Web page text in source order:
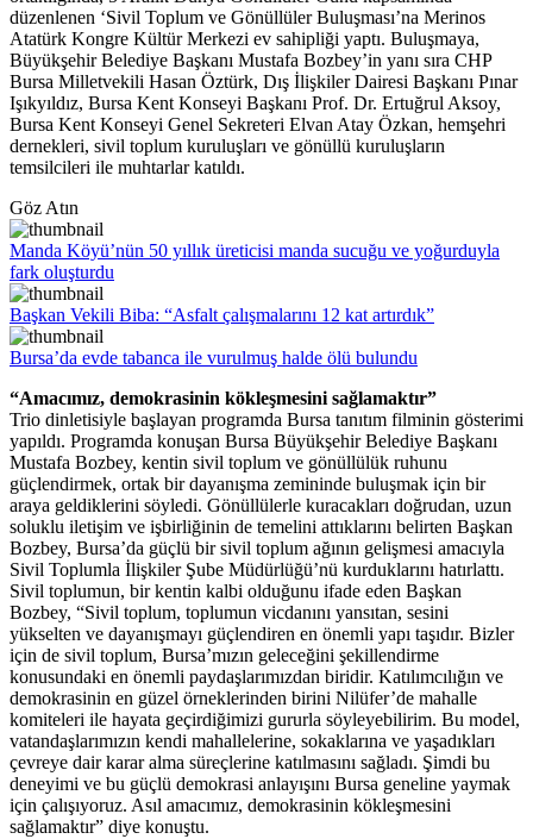
düzenlenen ‘Sivil Toplum ve Gönüllüler Buluşması’na Merinos
Atatürk Kongre Kültür Merkezi ev sahipliği yaptı. Buluşmaya,
Büyükşehir Belediye Başkanı Mustafa Bozbey’in yanı sıra CHP
Bursa Milletvekili Hasan Öztürk, Dış İlişkiler Dairesi Başkanı Pınar
Işıkyıldız, Bursa Kent Konseyi Başkanı Prof. Dr. Ertuğrul Aksoy,
Bursa Kent Konseyi Genel Sekreteri Elvan Atay Özkan, hemşehri
dernekleri, sivil toplum kuruluşları ve gönüllü kuruluşların
temsilcileri ile muhtarlar katıldı.
Göz Atın
Manda Köyü’nün 50 yıllık üreticisi manda sucuğu ve yoğurduyla
fark oluşturdu
Başkan Vekili Biba: “Asfalt çalışmalarını 12 kat artırdık”
Bursa’da evde tabanca ile vurulmuş halde ölü bulundu
“Amacımız, demokrasinin kökleşmesini sağlamaktır”
Trio dinletisiyle başlayan programda Bursa tanıtım filminin gösterimi
yapıldı. Programda konuşan Bursa Büyükşehir Belediye Başkanı
Mustafa Bozbey, kentin sivil toplum ve gönüllülük ruhunu
güçlendirmek, ortak bir dayanışma zemininde buluşmak için bir
araya geldiklerini söyledi. Gönüllülerle kuracakları doğrudan, uzun
soluklu iletişim ve işbirliğinin de temelini attıklarını belirten Başkan
Bozbey, Bursa’da güçlü bir sivil toplum ağının gelişmesi amacıyla
Sivil Toplumla İlişkiler Şube Müdürlüğü’nü kurduklarını hatırlattı.
Sivil toplumun, bir kentin kalbi olduğunu ifade eden Başkan
Bozbey, “Sivil toplum, toplumun vicdanını yansıtan, sesini
yükselten ve dayanışmayı güçlendiren en önemli yapı taşıdır. Bizler
için de sivil toplum, Bursa’mızın geleceğini şekillendirme
konusundaki en önemli paydaşlarımızdan biridir. Katılımcılığın ve
demokrasinin en güzel örneklerinden birini Nilüfer’de mahalle
komiteleri ile hayata geçirdiğimizi gururla söyleyebilirim. Bu model,
vatandaşlarımızın kendi mahallelerine, sokaklarına ve yaşadıkları
çevreye dair karar alma süreçlerine katılmasını sağladı. Şimdi bu
deneyimi ve bu güçlü demokrasi anlayışını Bursa geneline yaymak
için çalışıyoruz. Asıl amacımız, demokrasinin kökleşmesini
sağlamaktır” diye konuştu.